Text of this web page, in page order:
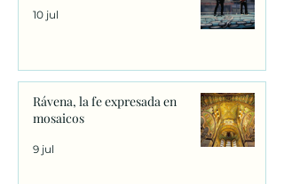
10 jul
Rávena, la fe expresada en
mosaicos
9 jul